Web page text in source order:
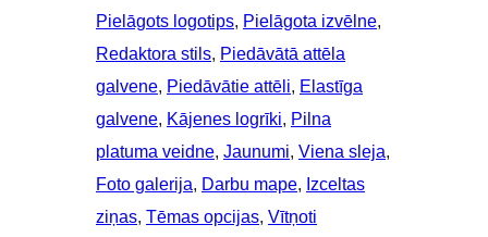
Pielāgots logotips, Pielāgota izvēlne
Redaktora stils, Piedāvātā attēla
galvene, Piedāvātie attēli, Elastīga
galvene, Kājenes logrīki, Pilna
platuma veidne, Jaunumi, Viena sleja
Foto galerija, Darbu mape, Izceltas
ziņas, Tēmas opcijas, Vītņoti